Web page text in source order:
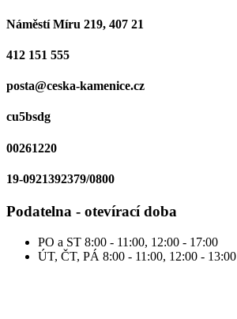
Náměstí Míru 219, 407 21
412 151 555
posta@ceska-kamenice.cz
cu5bsdg
00261220
19-0921392379/0800
Podatelna - otevírací doba
PO a ST 8:00 - 11:00, 12:00 - 17:00
ÚT, ČT, PÁ 8:00 - 11:00, 12:00 - 13:00